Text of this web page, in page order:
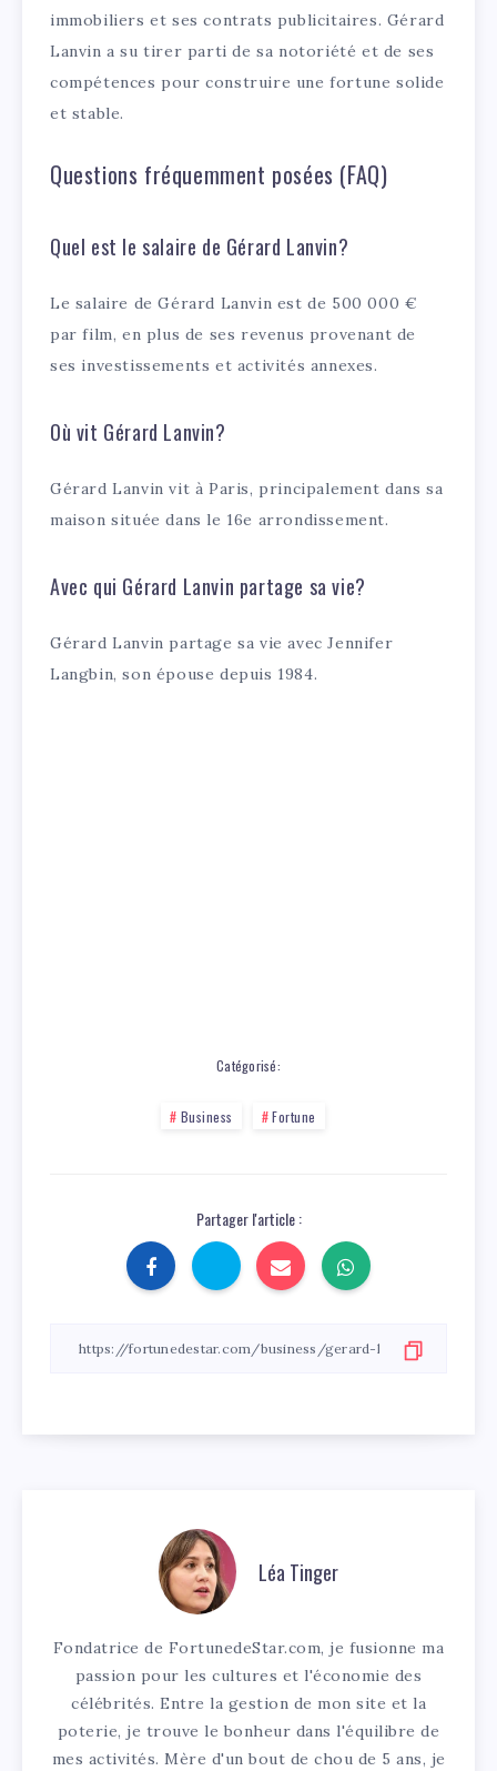
immobiliers et ses contrats publicitaires. Gérard
Lanvin a su tirer parti de sa notoriété et de ses
compétences pour construire une fortune solide
et stable.
Questions fréquemment posées (FAQ)
Quel est le salaire de Gérard Lanvin?
Le salaire de Gérard Lanvin est de 500 000 €
par film, en plus de ses revenus provenant de
ses investissements et activités annexes.
Où vit Gérard Lanvin?
Gérard Lanvin vit à Paris, principalement dans sa
maison située dans le 16e arrondissement.
Avec qui Gérard Lanvin partage sa vie?
Gérard Lanvin partage sa vie avec Jennifer
Langbin, son épouse depuis 1984.
Catégorisé:
Business Fortune
Partager l'article :
Léa Tinger
Fondatrice de FortunedeStar.com, je fusionne ma
passion pour les cultures et l'économie des
célébrités. Entre la gestion de mon site et la
poterie, je trouve le bonheur dans l'équilibre de
mes activités. Mère d'un bout de chou de 5 ans, je